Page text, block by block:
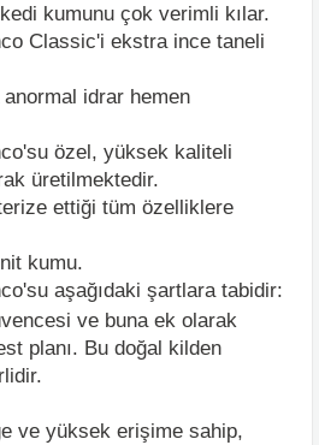
kumunu çok verimli kılar.
Classic'i ekstra ince taneli
idrar hemen
özel, yüksek kaliteli
üretilmektedir.
ettiği tüm özelliklere
kumu.
aşağıdaki şartlara tabidir:
ve buna ek olarak
planı. Bu doğal kilden
ve yüksek erişime sahip,